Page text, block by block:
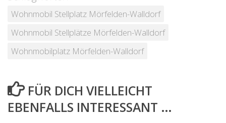
Wohnmobil Stellplatz Mörfelden-Walldorf
Wohnmobil Stellplätze Mörfelden-Walldorf
Wohnmobilplatz Mörfelden-Walldorf
FÜR DICH VIELLEICHT
EBENFALLS INTERESSANT …